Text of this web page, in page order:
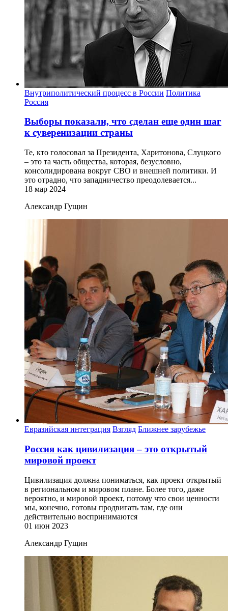
Внутриполитический процесс в России Политика
Россия
Выборы показали, что сделан еще один шаг
к суверенизации страны
Те, кто голосовал за Президента, Харитонова, Слуцкого
– это та часть общества, которая, безусловно,
консолидирована вокруг СВО и внешней политики. И
это отрадно, что западничество преодолевается...
18 мар 2024
Александр Гущин
Евразийская интеграция Взгляд Ближнее зарубежье
Россия как цивилизация – это открытый
мировой проект
Цивилизация должна пониматься, как проект открытый
в региональном и мировом плане. Более того, даже
вероятно, и мировой проект, потому что свои ценности
мы, конечно, готовы продвигать там, где они
действительно воспринимаются
01 июн 2023
Александр Гущин